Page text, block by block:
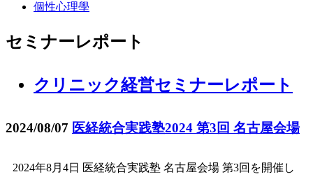
個性心理學
セミナーレポート
クリニック経営セミナーレポート
2024/08/07 医経統合実践塾2024 第3回 名古屋会場
2024年8月4日 医経統合実践塾 名古屋会場 第3回を開催し